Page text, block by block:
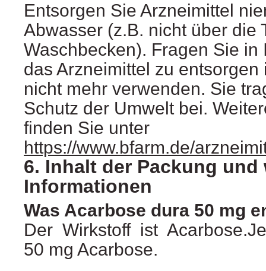
Entsorgen Sie Arzneimittel
Abwasser (z.B. nicht über die
Waschbecken). Fragen Sie in
das Arzneimittel zu entsorgen
nicht mehr verwenden. Sie
Schutz der Umwelt bei.
finden Sie unter
https://www.bfarm.de/
6. Inhalt der Packung und
Informationen
Was Acarbose dura 50 mg
Der Wirkstoff ist
50 mg Acarbose.